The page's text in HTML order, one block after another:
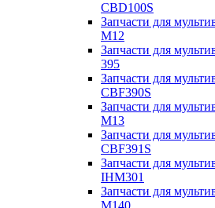
CBD100S
Запчасти для
M12
Запчасти для
395
Запчасти для
CBF390S
Запчасти для
M13
Запчасти для
CBF391S
Запчасти для
IHM301
Запчасти для
M140